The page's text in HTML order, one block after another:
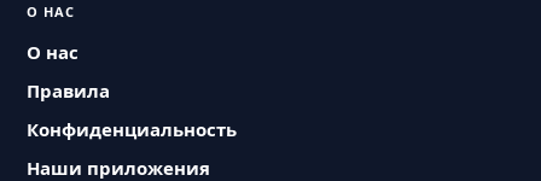
О НАС
О нас
Правила
Конфиденциальность
Наши приложения